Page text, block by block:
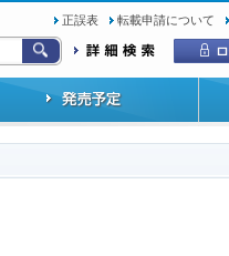
正誤表 転載申請について